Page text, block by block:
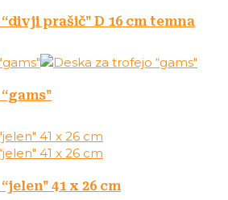
prašič" D 16 cm temna
41 x 26 cm